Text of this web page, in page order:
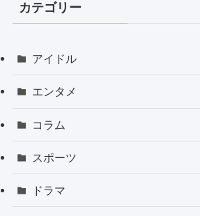
カテゴリー
アイドル
エンタメ
コラム
スポーツ
ドラマ